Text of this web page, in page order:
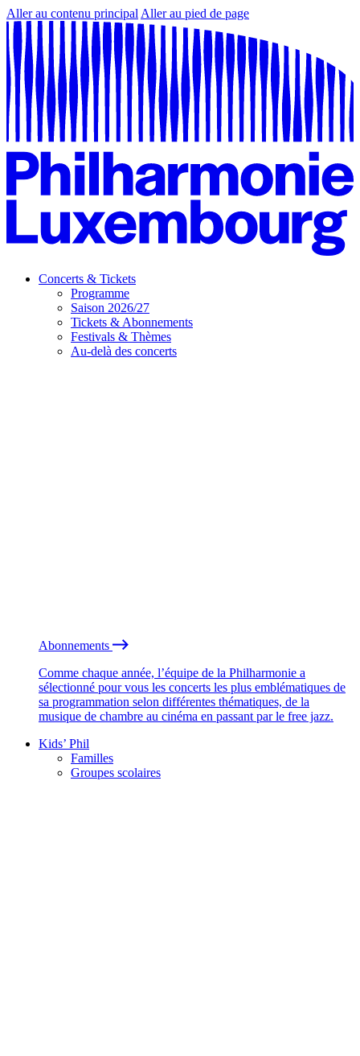
Aller au contenu principal Aller au pied de page
Concerts & Tickets
Programme
Saison 2026/27
Tickets & Abonnements
Festivals & Thèmes
Au-delà des concerts
Abonnements
Comme chaque année, l’équipe de la Philharmonie a
sélectionné pour vous les concerts les plus emblématiques de
sa programmation selon différentes thématiques, de la
musique de chambre au cinéma en passant par le free jazz.
Kids’ Phil
Familles
Groupes scolaires